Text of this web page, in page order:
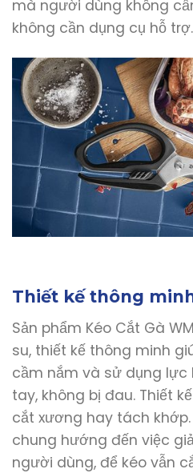
mà người dùng không
không cần dụng cụ hỗ trợ.
Thiết kế thông
Sản phẩm Kéo Cắt Gà
su, thiết kế thông minh
cầm nắm và sử dụng lực
tay, không bị đau. Thiết
cắt xương hay tách
chung hướng đến việc
người dùng, để kéo vẫn